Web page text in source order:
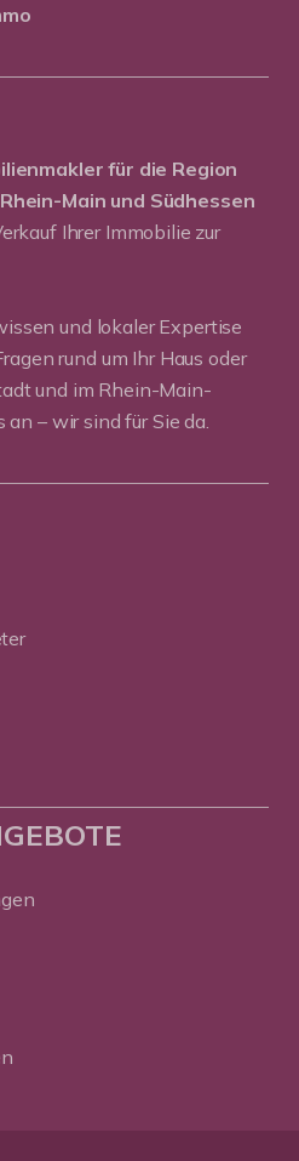
für die Region
Main und Südhessen
Ihrer Immobilie zur
und lokaler Expertise
rund um Ihr Haus oder
und im Rhein-Main-
– wir sind für Sie da.